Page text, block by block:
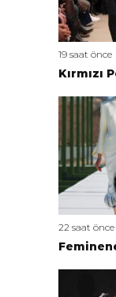
19 saat önce
Kırmızı
22 saat önce